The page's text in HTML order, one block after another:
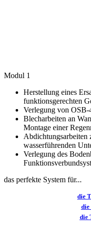
Modul 1
Herstellung eines
funktionsgerechten
Verlegung von OSB-
Blecharbeiten an
Montage einer
Abdichtungsarbeiten
wasserführenden
Verlegung des
das perfekte System für...
die
die
die